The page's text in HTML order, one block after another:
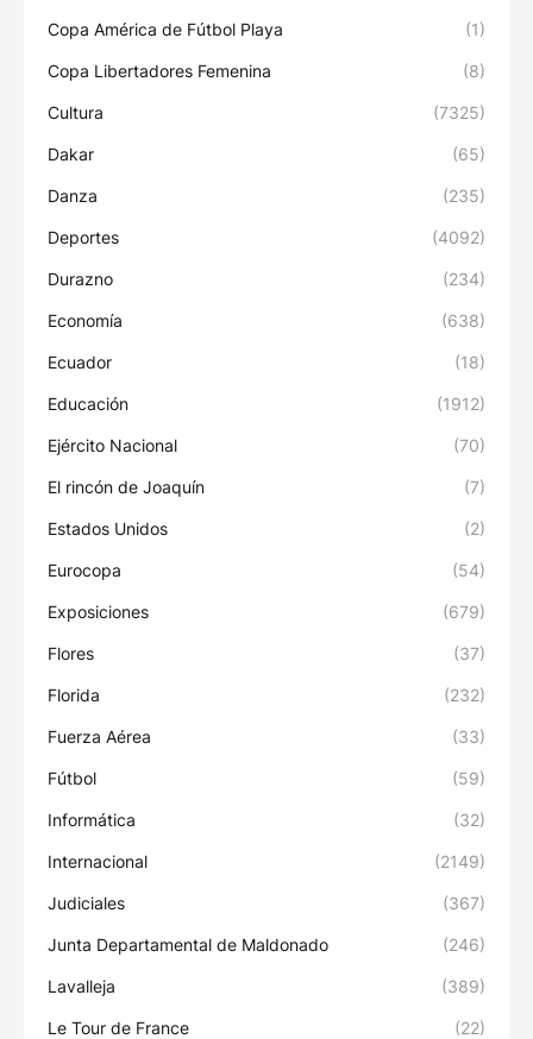
Copa América de Fútbol Playa (1)
Copa Libertadores Femenina (8)
Cultura (7325)
Dakar (65)
Danza (235)
Deportes (4092)
Durazno (234)
Economía (638)
Ecuador (18)
Educación (1912)
Ejército Nacional (70)
El rincón de Joaquín (7)
Estados Unidos (2)
Eurocopa (54)
Exposiciones (679)
Flores (37)
Florida (232)
Fuerza Aérea (33)
Fútbol (59)
Informática (32)
Internacional (2149)
Judiciales (367)
Junta Departamental de Maldonado (246)
Lavalleja (389)
Le Tour de France (22)